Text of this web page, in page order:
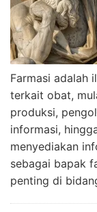
Farmasi adalah
terkait obat,
produksi,
informasi,
menyediakan
sebagai bapak
penting di